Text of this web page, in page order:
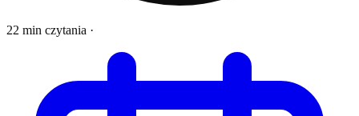
22 min czytania ·